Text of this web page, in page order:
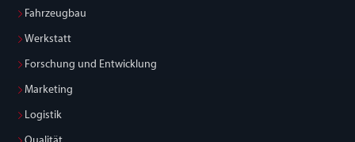
Fahrzeugbau
Werkstatt
Forschung und Entwicklung
Marketing
Logistik